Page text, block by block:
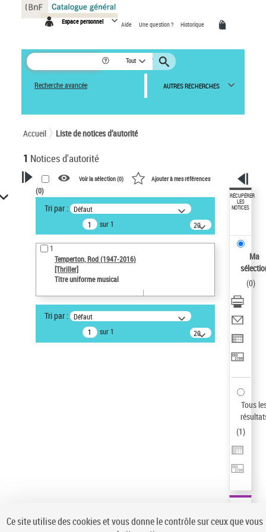
Espace personnel Aide Une question ? Historique
Tout
Recherche avancée AUTRES RECHERCHES
Accueil Liste de notices d’autorité
1 Notices d'autorité
VOTRE RECHERCHE
Recherche avancée dans les
notices d’autorité
Œuvres liées à l'auteur :
Temperton, Rod (1947-2016)
Type de notice d'autorité
Type de notice d'autorité
Voir la sélection (0) Ajouter à mes références
(0)
Tri par : Défaut
sur 1
20
résultats/page
1
Temperton, Rod (1947-2016)
[Thriller]
Titre uniforme musical
Tri par : Défaut
sur 1
20
résultats/page
RÉCUPÉRER
LES
NOTICES
Ma
(0)
Tous
(1)
Panneau de gestion des cookies
Ce site utilise des cookies et vous donne le contrôle sur ceux que vous